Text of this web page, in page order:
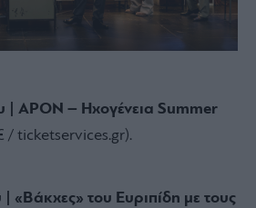
| APON – Ηχογένεια Summer
/ ticketservices.gr).
| «Βάκχες» του Ευριπίδη με τους